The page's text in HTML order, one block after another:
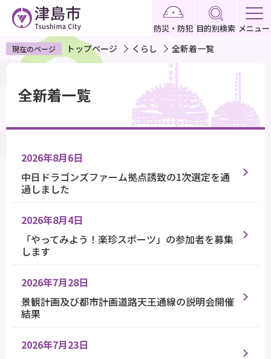
ペ
ー
ジ
で
す
防災・防犯 目的別検索 メニュー
現在のページ トップページ くらし 全新着一覧
全新着一覧
2026年8月6日
中日ドラゴンズファーム拠点誘致の1次選定を通
過しました
2026年8月4日
「やってみよう！楽珍スポーツ」の参加者を募集
します
2026年7月28日
景観計画及び都市計画道路天王通線の説明会開催
結果
2026年7月23日